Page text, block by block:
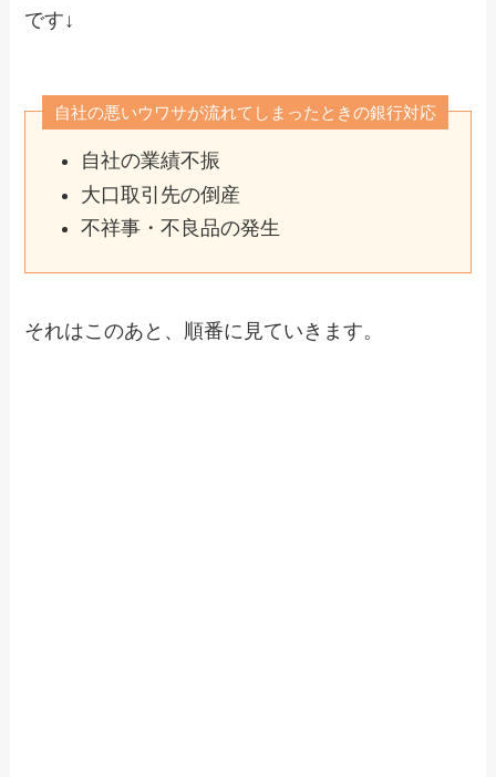
です↓
自社の悪いウワサが流れてしまったときの銀行対応
自社の業績不振
大口取引先の倒産
不祥事・不良品の発生
それはこのあと、順番に見ていきます。